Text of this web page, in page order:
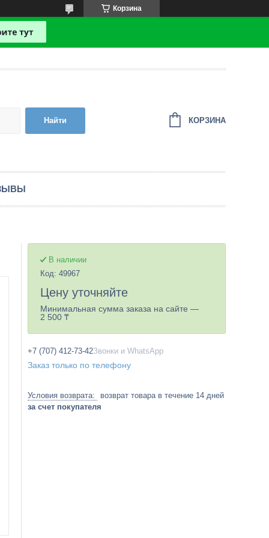
Корзина
Найти КОРЗИНА
В наличии
Код: 49967
Цену уточняйте
Минимальная сумма заказа на сайте —
2 500 ₸
+7 (707) 412-73-42Звонки и WhatsApp
Заказ только по телефону
возврат товара в течение 14 дней
за счет покупателя